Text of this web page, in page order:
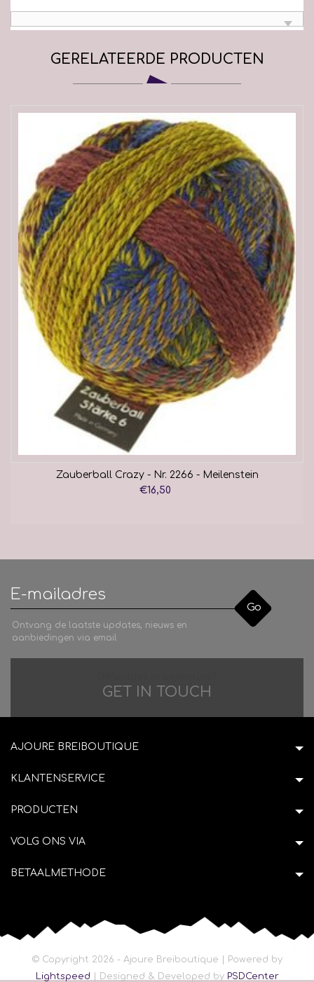
GERELATEERDE PRODUCTEN
Zauberball Crazy - Nr. 2266 - Meilenstein
€16,50
Go
Ontvang de laatste updates, nieuws en
aanbiedingen via email
GET IN TOUCH
AJOURE BREIBOUTIQUE
KLANTENSERVICE
PRODUCTEN
VOLG ONS VIA
BETAALMETHODE
© Copyright 2026 - Ajoure Breiboutique | Powered by
Lightspeed | Designed & Developed by PSDCenter